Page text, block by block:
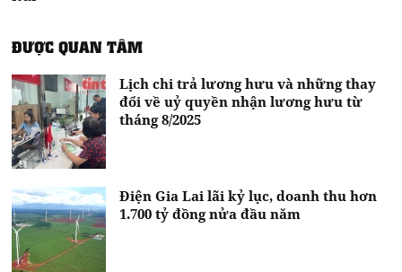
ĐƯỢC QUAN TÂM
Lịch chi trả lương hưu và những thay
đổi về uỷ quyền nhận lương hưu từ
tháng 8/2025
Điện Gia Lai lãi kỷ lục, doanh thu hơn
1.700 tỷ đồng nửa đầu năm